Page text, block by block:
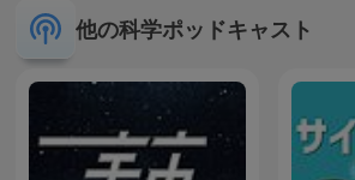
他の科学ポッドキャスト